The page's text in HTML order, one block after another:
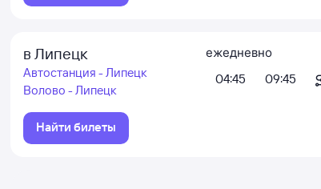
в Липецк
Автостанция - Липецк
Волово - Липецк
Найти билеты
ежедневно
04:45
09:45